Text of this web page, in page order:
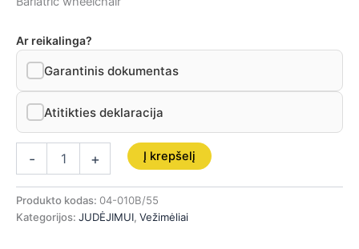
Ar reikalinga?
Garantinis dokumentas
Atitikties deklaracija
- + Į krepšelį
Produkto kodas: 04-010B/55
Kategorijos: JUDĖJIMUI, Vežimėliai